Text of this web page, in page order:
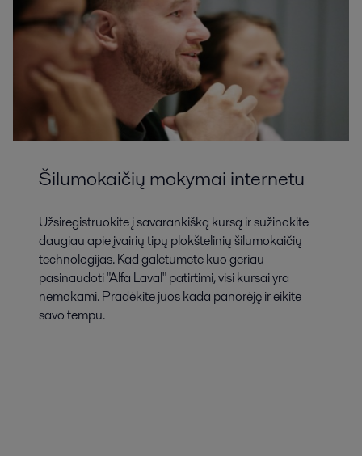
Šilumokaičių mokymai internetu
Užsiregistruokite į savarankišką kursą ir sužinokite
daugiau apie įvairių tipų plokštelinių šilumokaičių
technologijas. Kad galėtumėte kuo geriau
pasinaudoti "Alfa Laval" patirtimi, visi kursai yra
nemokami. Pradėkite juos kada panorėję ir eikite
savo tempu.